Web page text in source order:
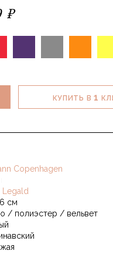
₽
КУПИТЬ В1
Copenhagen
Legald
см
/ полиэстер / вельвет